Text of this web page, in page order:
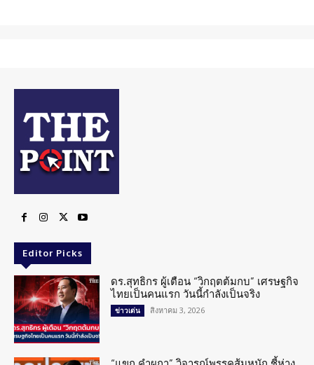
Editor Picks
ดร.สุทธิกร ผู้เตือน “วิกฤตต้มกบ” เศรษฐกิจ
ไทยเป็นคนแรก วันนี้กำลังเป็นจริง
ข่าวเด่น สิงหาคม 3, 2026